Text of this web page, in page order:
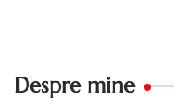
Despre mine